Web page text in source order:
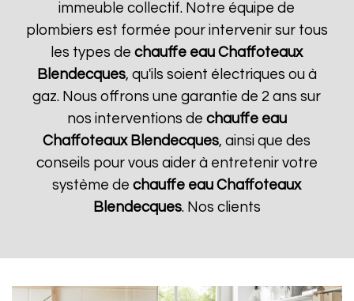
immeuble collectif. Notre équipe de
plombiers est formée pour intervenir sur tous
les types dechauffe eau Chaffoteaux
Blendecques, qu'ils soient électriques ou à
gaz. Nous offrons une garantie de 2 ans sur
nos interventions de chauffe eau
Chaffoteaux Blendecques, ainsi que des
conseils pour vous aider à entretenir votre
système dechauffe eau Chaffoteaux
Blendecques. Nos clients